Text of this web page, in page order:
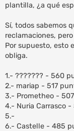
plantilla, ¿a qué
Sí, todos sabemos
reclamaciones,
Por supuesto, esto
obliga.
1.- ??????? - 560
2.- mariap - 517
3.- Prometheo -
4.- Nuria Carrasco
5.-
6.- Castelle - 485